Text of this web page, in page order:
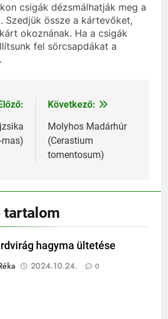
csigák dézsmálhatják meg a
Szedjük össze a kártevőket,
okoznának. Ha a csigák
fel sörcsapdákat a
mas)
Következő:
Molyhos Madárhúr
(Cerastium
tomentosum)
tartalom
hagyma ültetése
2024.10.24. 0